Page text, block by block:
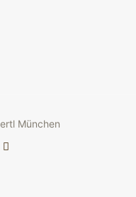
München